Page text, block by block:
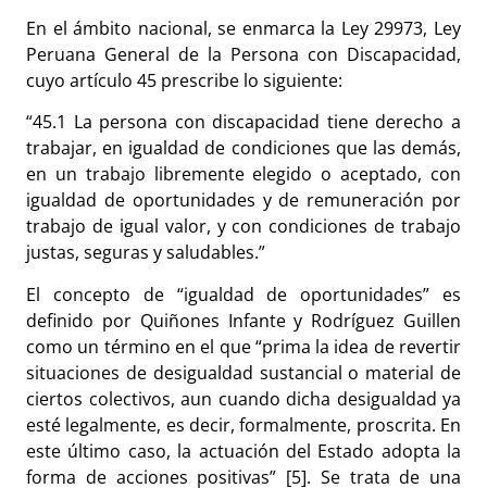
En el ámbito nacional, se enmarca la Ley 29973, Ley
Peruana General de la Persona con Discapacidad,
cuyo artículo 45 prescribe lo siguiente:
“45.1 La persona con discapacidad tiene derecho a
trabajar, en igualdad de condiciones que las demás,
en un trabajo libremente elegido o aceptado, con
igualdad de oportunidades y de remuneración por
trabajo de igual valor, y con condiciones de trabajo
justas, seguras y saludables.”
El concepto de “igualdad de oportunidades” es
definido por Quiñones Infante y Rodríguez Guillen
como un término en el que “prima la idea de revertir
situaciones de desigualdad sustancial o material de
ciertos colectivos, aun cuando dicha desigualdad ya
esté legalmente, es decir, formalmente, proscrita. En
este último caso, la actuación del Estado adopta la
forma de acciones positivas” [5]. Se trata de una